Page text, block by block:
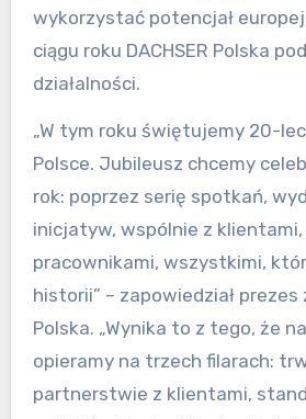
wykorzystać potencjał
ciągu roku DACHSER Polska
działalności.
„W tym roku świętujemy 20-
Polsce. Jubileusz chcemy
rok: poprzez serię spotkań,
inicjatyw, wspólnie z
pracownikami, wszystkimi,
historii” – zapowiedział prezes
Polska. „Wynika to z tego, że
opieramy na trzech filarach:
partnerstwie z klientami,